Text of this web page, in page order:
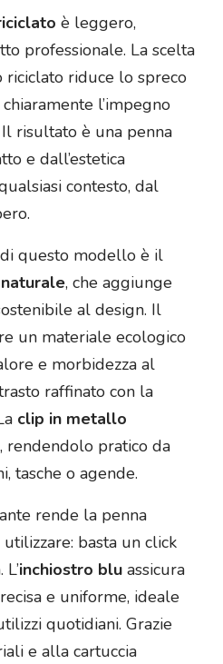
è leggero,
professionale. La scelta
riduce lo spreco
l’impegno
risultato è una penna
e dall’estetica
contesto, dal
questo modello è il
, che aggiunge
al design. Il
un materiale ecologico
e morbidezza al
raffinato con la
clip in metallo
rendendolo pratico da
tasche o agende.
rende la penna
basta un click
inchiostro blu assicura
e uniforme, ideale
quotidiani. Grazie
e alla cartuccia